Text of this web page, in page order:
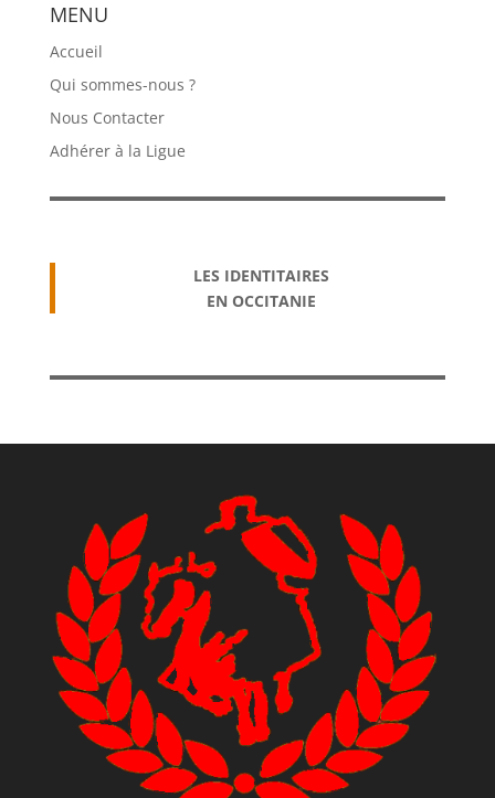
MENU
Accueil
Qui sommes-nous ?
Nous Contacter
Adhérer à la Ligue
LES IDENTITAIRES
EN OCCITANIE